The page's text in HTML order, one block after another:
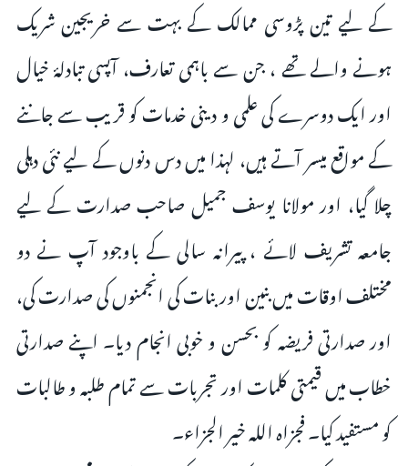
کے لیے تین پڑوسی ممالک کے بہت سے خریجین شریک
ہونے والے تھے ، جن سے باہمی تعارف، آپسی تبادلۂ خیال
اور ایک دوسرے کی علمی و دینی خدمات کو قریب سے جاننے
کے مواقع میسر آتے ہیں، لہذا میں دس دنوں کے لیے نئی دہلی
چلا گیا، اور مولانا یوسف جمیل صاحب صدارت کے لیے
جامعہ تشریف لائے ، پیرانہ سالی کے باوجود آپ نے دو
مختلف اوقات میں بنین اور بنات کی انجمنوں کی صدارت کی،
اور صدارتی فریضہ کو بحسن و خوبی انجام دیا۔ اپنے صدارتی
خطاب میں قیمتی کلمات اور تجربات سے تمام طلبہ و طالبات
کو مستفید کیا۔ فجزاہ اللہ خیر الجزاء۔